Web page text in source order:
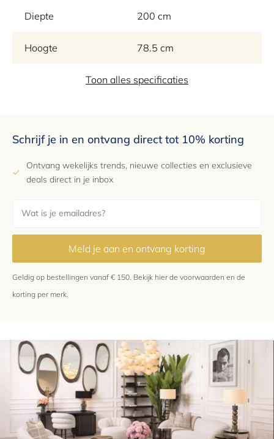
Diepte 200 cm
Hoogte 78.5 cm
Faux Marmer, Metaal
EAN 8720875141258
Garantie
Toon alles specificaties
Schrijf je in en ontvang direct tot 10% korting
Ontvang wekelijks trends, nieuwe collecties en exclusieve
deals direct in je inbox
Meld je aan en ontvang korting
Geldig op bestellingen vanaf € 150. Bekijk hier de voorwaarden en de
korting per merk.